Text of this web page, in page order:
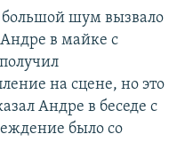
большой шум вызвало
в майке с
на сцене, но это
Андре в беседе с
было со